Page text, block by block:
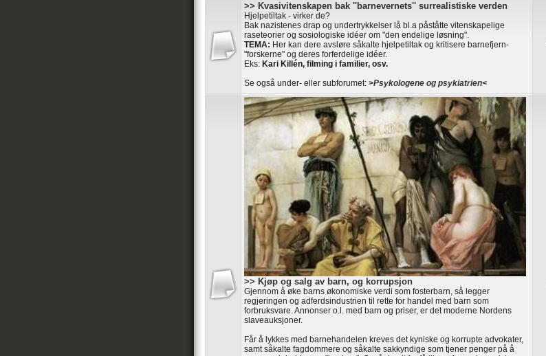
>> Kvasivitenskapen bak ''barnevernets'' surrealistiske verden
Hjelpetiltak - virker de?
Bak nazistenes drap og undertrykkelser lå bl.a påståtte vitenskapelige
raseteorier og sosiologiske idéer om "den endelige løsning".
TEMA: Her kan dere avsløre såkalte hjelpetiltak og kritisere barnefjern-
"forskerne" og deres forferdelige idéer.
Eks: Kari Killén, filming i familier, osv.
Se også under- eller subforumet: >Psykologene og psykiatrien<
>> Kjøp og salg av barn, og korrupsjon
Gjennom å øke barns økonomiske verdi som fosterbarn, så legger
regjeringen og adferdsindustrien til rette for handel med barn som
forbruksvare. Annonser o.l. med barn og priser, er det moderne Nordens
slaveauksjoner.
Får å lykkes med barnehandelen kreves det kyniske og korrupte advokater,
samt såkalte fagdommere og såkalte sakkyndige som tjener penger på å